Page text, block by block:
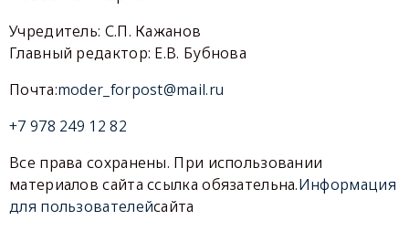
Учредитель: С.П. Кажанов
Главный редактор: Е.В. Бубнова
Почта:moder_forpost@mail.ru
+7 978 249 12 82
Все права сохранены. При использовании
материалов сайта ссылка обязательна.Информация
для пользователейсайта